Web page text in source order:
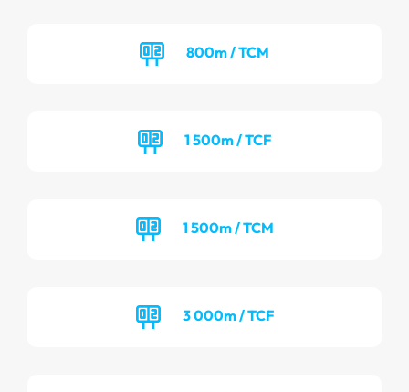
800m / TCM
1 500m / TCF
1 500m / TCM
3 000m / TCF